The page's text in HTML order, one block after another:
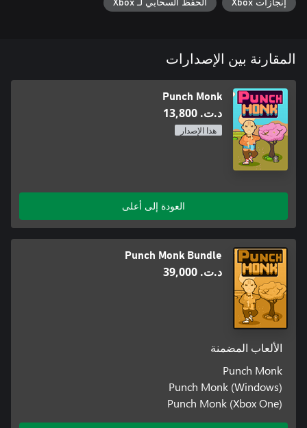
إنجازات Xbox الحفظ السحابي لـ Xbox
المقارنة بين الإصدارات
Punch Monk
د.ت.‏ 13,800
هذا الإصدار
العودة إلى أعلى
Punch Monk Bundle
د.ت.‏ 39,000
الألعاب المضمنة
Punch Monk
Punch Monk (Windows)
Punch Monk (Xbox One)